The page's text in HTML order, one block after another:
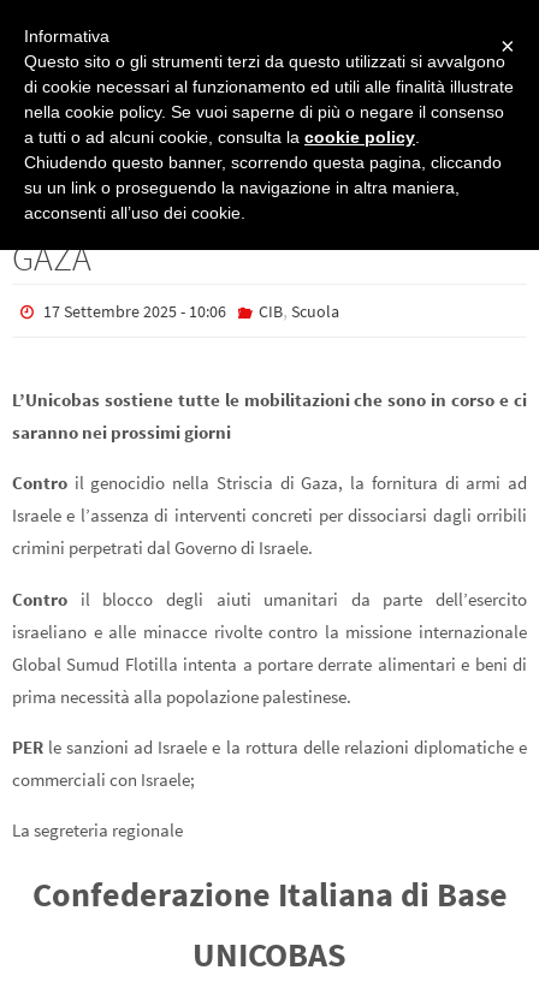
CIB MOBILITAZIONI CONTRO IL GENOCIDIO NELLA STRISCIA DI GAZA
MOBILITAZIONI CONTRO IL
GENOCIDIO NELLA STRISCIA DI
GAZA
17 Settembre 2025 - 10:06 CIB, Scuola
L’Unicobas sostiene tutte le mobilitazioni che sono in corso e ci
saranno nei prossimi giorni
Contro il genocidio nella Striscia di Gaza, la fornitura di armi ad
Israele e l’assenza di interventi concreti per dissociarsi dagli orribili
crimini perpetrati dal Governo di Israele.
Contro il blocco degli aiuti umanitari da parte dell’esercito
israeliano e alle minacce rivolte contro la missione internazionale
Global Sumud Flotilla intenta a portare derrate alimentari e beni di
prima necessità alla popolazione palestinese.
PER le sanzioni ad Israele e la rottura delle relazioni diplomatiche e
commerciali con Israele;
La segreteria regionale
Confederazione Italiana di Base
UNICOBAS
×
Informativa
Questo sito o gli strumenti terzi da questo utilizzati si avvalgono
di cookie necessari al funzionamento ed utili alle finalità illustrate
nella cookie policy. Se vuoi saperne di più o negare il consenso
a tutti o ad alcuni cookie, consulta la cookie policy
Chiudendo questo banner, scorrendo questa pagina, cliccando
su un link o proseguendo la navigazione in altra maniera,
acconsenti all’uso dei cookie.